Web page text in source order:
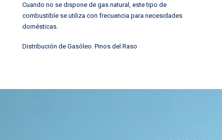
Cuando no se dispone de gas natural, este tipo de
combustible se utiliza con frecuencia para necesidades
domésticas.
Distribución de Gasóleo. Pinos del Raso